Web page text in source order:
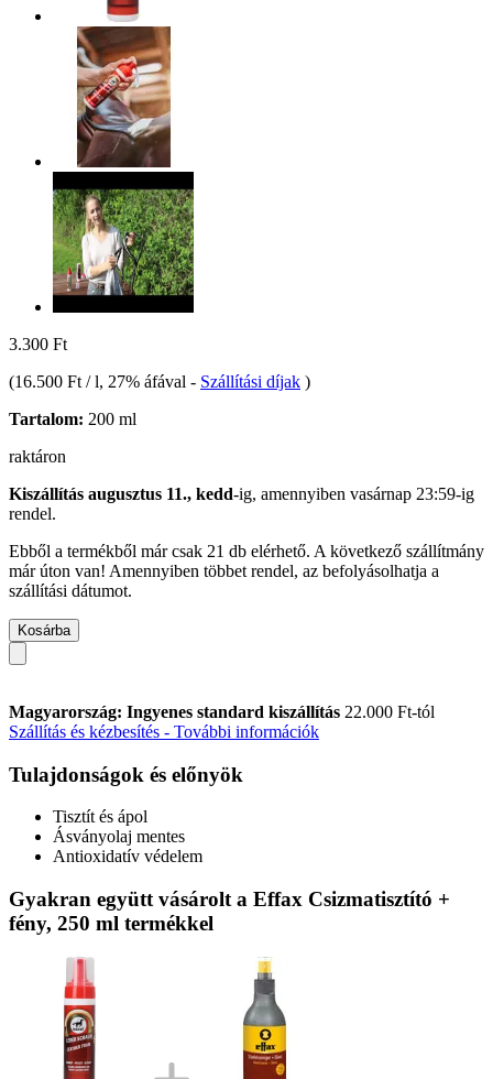
3.300 Ft
(16.500 Ft / l, 27% áfával - Szállítási díjak )
Tartalom: 200 ml
raktáron
Kiszállítás augusztus 11., kedd-ig, amennyiben vasárnap 23:59-ig
rendel.
Ebből a termékből már csak 21 db elérhető. A következő szállítmány
már úton van! Amennyiben többet rendel, az befolyásolhatja a
szállítási dátumot.
Kosárba
Magyarország: Ingyenes standard kiszállítás 22.000 Ft-tól
Szállítás és kézbesítés - További információk
Tulajdonságok és előnyök
Tisztít és ápol
Ásványolaj mentes
Antioxidatív védelem
Gyakran együtt vásárolt a Effax Csizmatisztító +
fény, 250 ml termékkel